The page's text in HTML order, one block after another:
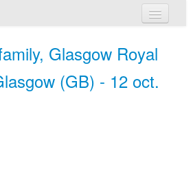
Glasgow Royal
(GB) - 12 oct.